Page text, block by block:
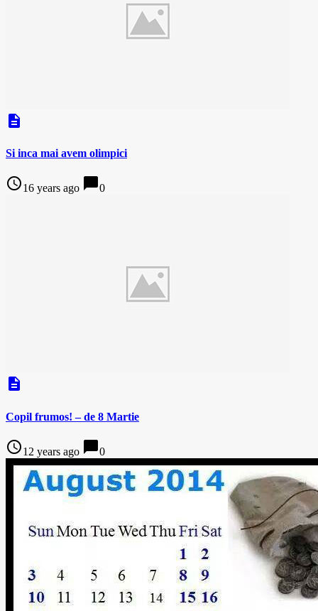
description
Si inca mai avem olimpici
access_time16 years ago chat_bubble0
description
Copil frumos! – de 8 Martie
access_time12 years ago chat_bubble0